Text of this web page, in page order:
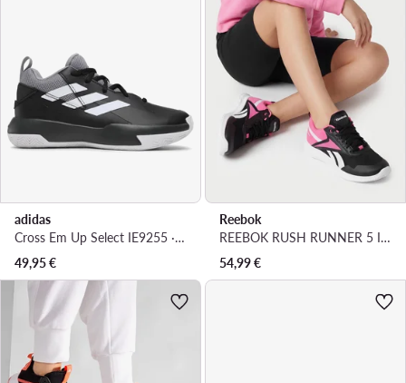
adidas
Cross Em Up Select IE9255 · Korvpallijalatsid
49,95€
Reebok
REEBOK RUSH RUNNER 5 IF7925 · Jooksujalatsid
54,99€